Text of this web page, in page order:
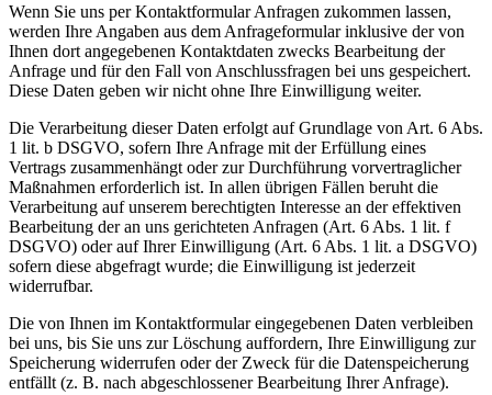
Wenn Sie uns per Kontaktformular Anfragen zukommen lassen,
werden Ihre Angaben aus dem Anfrageformular inklusive der von
Ihnen dort angegebenen Kontaktdaten zwecks Bearbeitung der
Anfrage und für den Fall von Anschlussfragen bei uns gespeichert.
Diese Daten geben wir nicht ohne Ihre Einwilligung weiter.
Die Verarbeitung dieser Daten erfolgt auf Grundlage von Art. 6 Abs.
1 lit. b DSGVO, sofern Ihre Anfrage mit der Erfüllung eines
Vertrags zusammenhängt oder zur Durchführung vorvertraglicher
Maßnahmen erforderlich ist. In allen übrigen Fällen beruht die
Verarbeitung auf unserem berechtigten Interesse an der effektiven
Bearbeitung der an uns gerichteten Anfragen (Art. 6 Abs. 1 lit. f
DSGVO) oder auf Ihrer Einwilligung (Art. 6 Abs. 1 lit. a DSGVO)
sofern diese abgefragt wurde; die Einwilligung ist jederzeit
widerrufbar.
Die von Ihnen im Kontaktformular eingegebenen Daten verbleiben
bei uns, bis Sie uns zur Löschung auffordern, Ihre Einwilligung zur
Speicherung widerrufen oder der Zweck für die Datenspeicherung
entfällt (z. B. nach abgeschlossener Bearbeitung Ihrer Anfrage).